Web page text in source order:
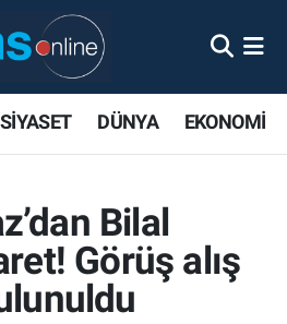
SİYASET DÜNYA EKONOMİ
Bilal
Görüş alış